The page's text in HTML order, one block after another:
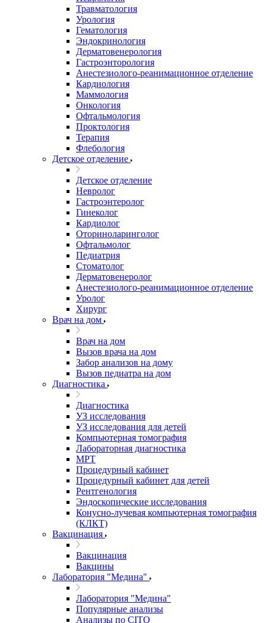
Травматология
Урология
Гематология
Эндокринология
Дерматовенерология
Гастроэнторология
Анестезиолого-реанимационное отделение
Кардиология
Маммология
Онкология
Офтальмология
Проктология
Терапия
Флебология
Детское отделение
Детское отделение
Невролог
Гастроэнтеролог
Гинеколог
Кардиолог
Оториноларинголог
Офтальмолог
Педиатрия
Стоматолог
Дерматовенеролог
Анестезиолого-реанимационное отделение
Уролог
Хирург
Врач на дом
Врач на дом
Вызов врача на дом
Забор анализов на дому
Вызов педиатра на дом
Диагностика
Диагностика
УЗ исследования
УЗ исследования для детей
Компьютерная томография
Лабораторная диагностика
МРТ
Процедурный кабинет
Процедурный кабинет для детей
Рентгенология
Эндоскопические исследования
Конусно-лучевая компьютерная томография
(КЛКТ)
Вакцинация
Вакцинация
Вакцины
Лаборатория "Медина"
Лаборатория "Медина"
Популярные анализы
Анализы по CITO